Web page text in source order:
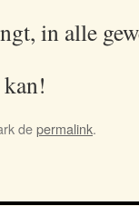
in alle
depermalink.